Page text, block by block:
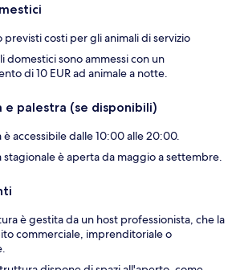
previsti costi per gli animali di servizio
domestici sono ammessi con un
di 10 EUR ad animale a notte.
e palestra (se disponibili)
è accessibile dalle 10:00 alle 20:00.
stagionale è aperta da maggio a settembre.
è gestita da un host professionista, che la
commerciale, imprenditoriale o